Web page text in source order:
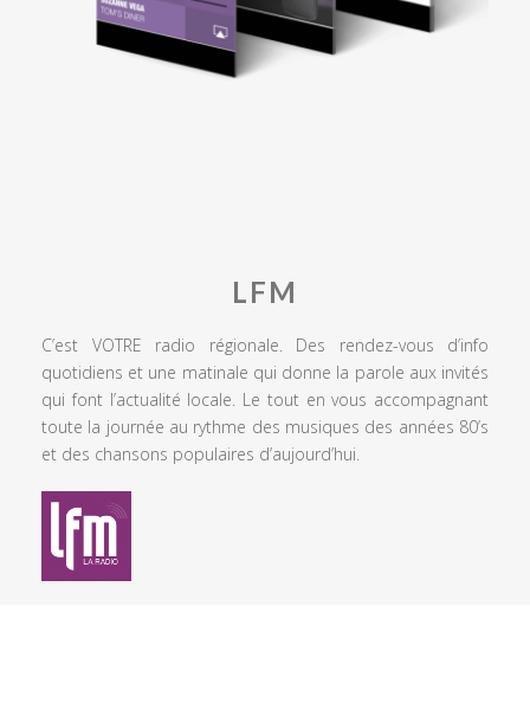
LFM
C’est VOTRE radio régionale. Des rendez-vous d’info
quotidiens et une matinale qui donne la parole aux invités
qui font l’actualité locale. Le tout en vous accompagnant
toute la journée au rythme des musiques des années 80’s
et des chansons populaires d’aujourd’hui.